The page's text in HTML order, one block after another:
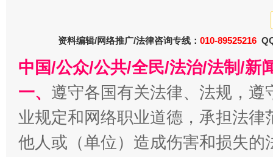
魏明亮
资料编辑/网络推广/法律咨询专线： 010-89525216
中国/公众/公共/全民/法治/法制/新
一、 遵守各国有关法律、法规，
业规定和网络职业道德，承担法
他人或（单位）造成伤害和损失